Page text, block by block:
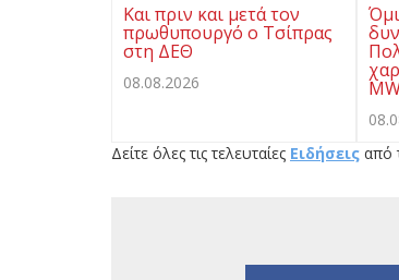
Και πριν και μετά τον
πρωθυπουργό ο Τσίπρας
στη ΔΕΘ
08.08.2026
Δείτε όλες τις τελευταίες Ειδήσεις από